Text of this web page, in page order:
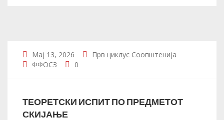
Мај 13, 2026 Прв циклус Соопштенија
ФФОСЗ
0
ТЕОРЕТСКИ ИСПИТ ПО ПРЕДМЕТОТ
СКИЈАЊЕ